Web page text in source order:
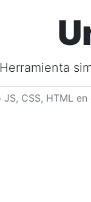
Herramienta